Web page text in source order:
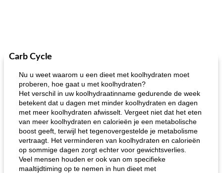
Carb Cycle
Nu u weet waarom u een dieet met koolhydraten moet
proberen, hoe gaat u met koolhydraten?
Het verschil in uw koolhydraatinname gedurende de week
betekent dat u dagen met minder koolhydraten en dagen
met meer koolhydraten afwisselt. Vergeet niet dat het eten
van meer koolhydraten en calorieën je een metabolische
boost geeft, terwijl het tegenovergestelde je metabolisme
vertraagt. Het verminderen van koolhydraten en calorieën
op sommige dagen zorgt echter voor gewichtsverlies.
Veel mensen houden er ook van om specifieke
maaltijdtiming op te nemen in hun dieet met